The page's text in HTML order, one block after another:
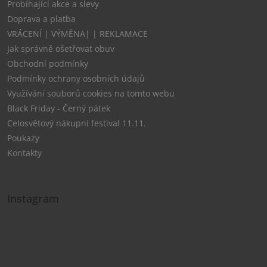
Probíhající akce a slevy
Doprava a platba
VRÁCENÍ | VÝMĚNA| | REKLAMACE
Jak správně ošetřovat obuv
Obchodní podmínky
Podmínky ochrany osobních údajů
Využívání souborů cookies na tomto webu
Black Friday - Černý pátek
Celosvětový nákupní festival 11.11.
Poukazy
Kontakty
Instagram